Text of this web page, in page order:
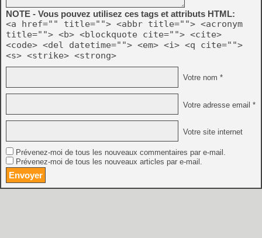
NOTE - Vous pouvez utilisez ces tags et attributs HTML:
<a href="" title=""> <abbr title=""> <acronym
title=""> <b> <blockquote cite=""> <cite>
<code> <del datetime=""> <em> <i> <q cite="">
<s> <strike> <strong>
Votre nom *
Votre adresse email *
Votre site internet
Prévenez-moi de tous les nouveaux commentaires par e-mail.
Prévenez-moi de tous les nouveaux articles par e-mail.